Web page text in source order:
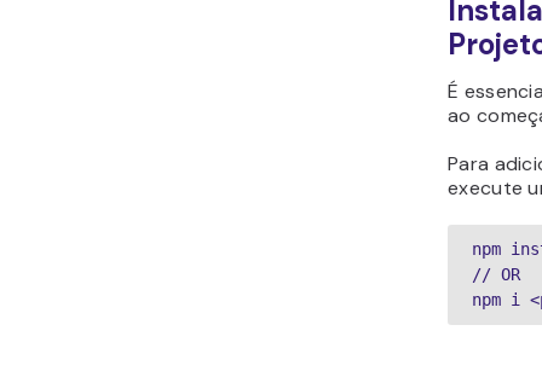
É
ao
Para
execute
npm
// OR
npm i